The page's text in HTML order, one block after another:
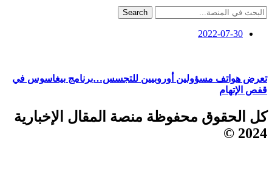
Search
2022-07-30
تعرض هواتف مسؤولين أوروبيين للتجسس…برنامج بيغاسوس في
قفص الإتهام
كل الحقوق محفوظة منصة المقال الإخبارية
2024 ©